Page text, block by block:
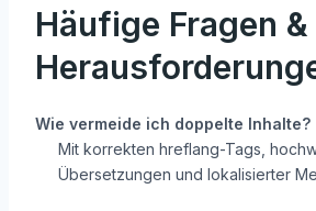
Häufige Fragen &
Wie vermeide ich doppelte Inhalte?
Mit korrekten hreflang-Tags,
Übersetzungen und lokalisierter